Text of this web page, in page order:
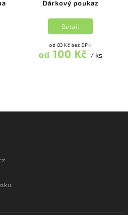
Dárkový poukaz
od 83 Kč bez DPH
od 100 Kč / ks
Detail